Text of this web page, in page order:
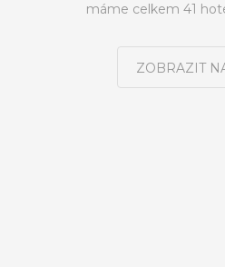
máme celkem 41
ZOBRAZIT